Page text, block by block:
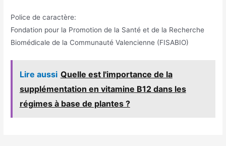
Police de caractère:
Fondation pour la Promotion de la Santé et de la Recherche
Biomédicale de la Communauté Valencienne (FISABIO)
Lire aussi Quelle est l'importance de la
supplémentation en vitamine B12 dans les
régimes à base de plantes ?